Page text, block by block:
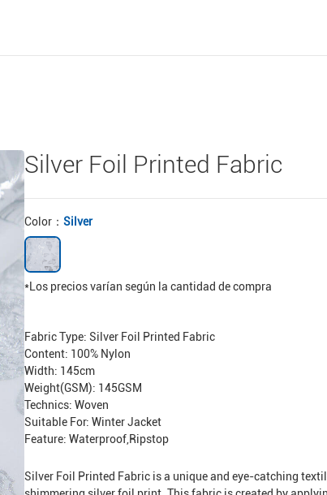
Silver Foil Printed Fabric
Color： Silver
*Los precios varían según la cantidad de compra
Fabric Type: Silver Foil Printed Fabric
Content: 100% Nylon
Width: 145cm
Weight(GSM): 145GSM
Technics: Woven
Suitable For: Winter Jacket
Feature: Waterproof,Ripstop
Silver Foil Printed Fabric is a unique and eye-catching